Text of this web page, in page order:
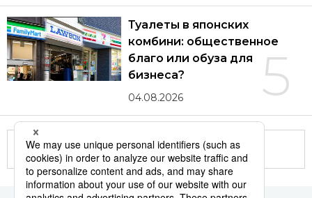
5
Туалеты в японских
комбини: общественное
благо или обуза для
бизнеса?
04.08.2026
Другие статьи по теме